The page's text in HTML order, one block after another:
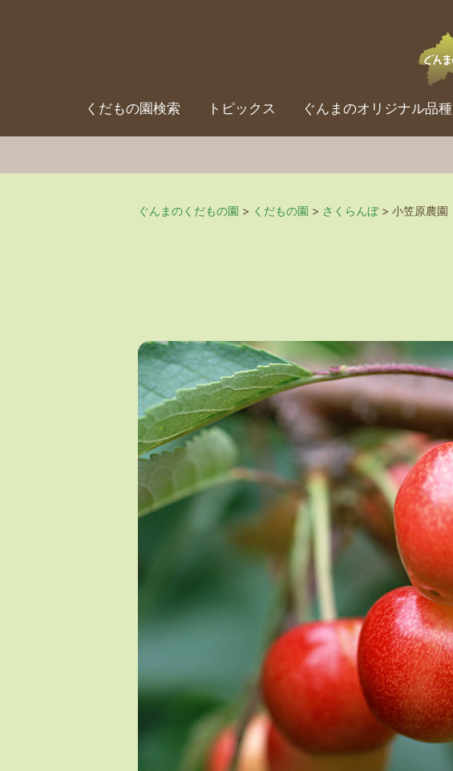
くだもの園検索 トピックス ぐんまのオリジナル品種
ぐんまのくだもの園 > くだもの園 > さくらんぼ> 小笠原農園